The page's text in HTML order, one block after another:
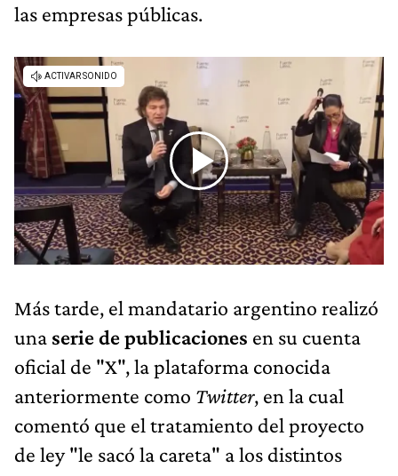
las empresas públicas.
Más tarde, el mandatario argentino realizó
una serie de publicaciones en su cuenta
oficial de "X", la plataforma conocida
anteriormente como Twitter, en la cual
comentó que el tratamiento del proyecto
de ley "le sacó la careta" a los distintos